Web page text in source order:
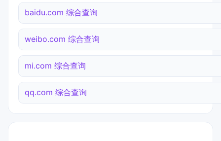
baidu.com 综合查询
weibo.com 综合查询
mi.com 综合查询
qq.com 综合查询